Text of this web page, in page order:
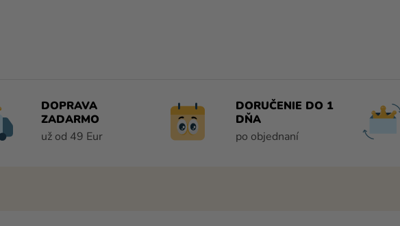
DOPRAVA
ZADARMO
už od 49 Eur
DORUČENIE DO 1
DŇA
po objednaní